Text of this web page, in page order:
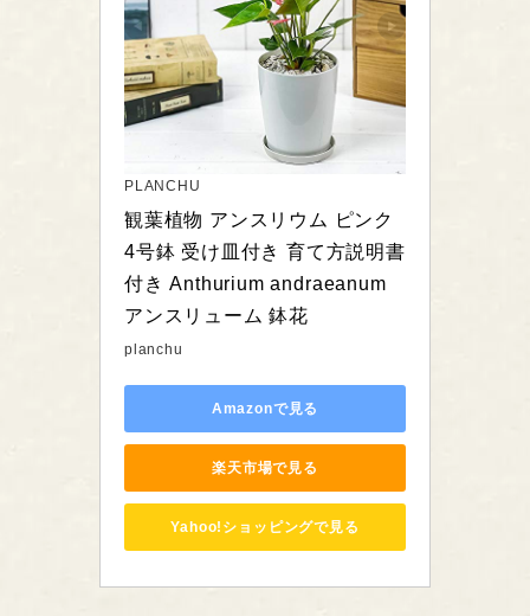
PLANCHU
観葉植物 アンスリウム ピンク
4号鉢 受け皿付き 育て方説明書
付き Anthurium andraeanum
アンスリューム 鉢花
planchu
Amazonで見る
楽天市場で見る
Yahoo!ショッピングで見る